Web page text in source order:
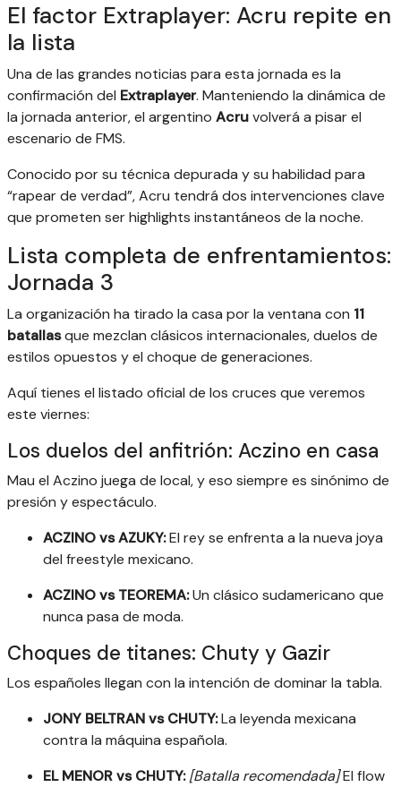
El factor Extraplayer: Acru repite en
la lista
Una de las grandes noticias para esta jornada es la
confirmación del Extraplayer. Manteniendo la dinámica de
la jornada anterior, el argentino Acruvolverá a pisar el
escenario de FMS.
Conocido por su técnica depurada y su habilidad para
“rapear de verdad”, Acru tendrá dos intervenciones clave
que prometen ser highlights instantáneos de la noche.
Lista completa de enfrentamientos:
Jornada 3
La organización ha tirado la casa por la ventana con 11
batallasque mezclan clásicos internacionales, duelos de
estilos opuestos y el choque de generaciones.
Aquí tienes el listado oficial de los cruces que veremos
este viernes:
Los duelos del anfitrión: Aczino en casa
Mau el Aczino juega de local, y eso siempre es sinónimo de
presión y espectáculo.
ACZINO vs AZUKY:El rey se enfrenta a la nueva joya
del freestyle mexicano.
ACZINO vs TEOREMA:Un clásico sudamericano que
nunca pasa de moda.
Choques de titanes: Chuty y Gazir
Los españoles llegan con la intención de dominar la tabla.
JONY BELTRAN vs CHUTY:La leyenda mexicana
contra la máquina española.
EL MENOR vs CHUTY: [Batalla recomendada]El flow